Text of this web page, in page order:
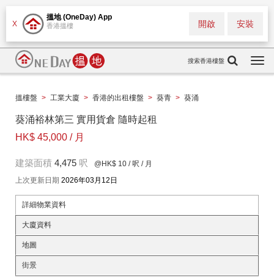
X
搵地 (OneDay) App
香港搵樓 安裝
開啟
搜索香港樓盤
搵樓盤 > 工業大廈 > 香港的出租樓盤 > 葵青 > 葵涌
葵涌裕林第三 實用貨倉 隨時起租
HK$ 45,000 / 月
建築面積 4,475 呎 @HK$ 10 / 呎 / 月
上次更新日期 2026年03月12日
詳細物業資料
大廈資料
地圖
街景